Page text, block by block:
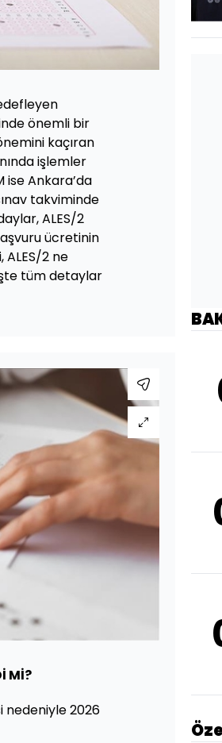
önemli bir
kaçıran
işlemler
ise Ankara’da
takviminde
ALES/2
ücretinin
ALES/2 ne
tüm detaylar
Mİ?
nedeniyle 2026